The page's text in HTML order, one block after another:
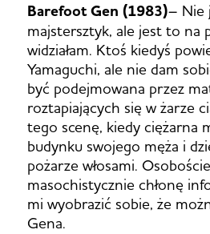
Barefoot Gen (1983)– Nie
majstersztyk, ale jest to na
widziałam. Ktoś kiedyś
Yamaguchi, ale nie dam
być podejmowana przez
roztapiających się w żarze
tego scenę, kiedy ciężarna
budynku swojego męża i
pożarze włosami.
masochistycznie chłonę
mi wyobrazić sobie, że
Gena.